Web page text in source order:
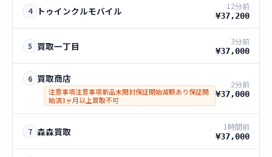
4 トゥインクルモバイル 12分前
¥37,200
5 買取一丁目 3分前
¥37,000
6 買取商店
注意事項注意事項新品未開封保証開始減額あり保証開
始済3ヶ月以上買取不可
2分前
¥37,000
7 森森買取 1時間前
¥37,000